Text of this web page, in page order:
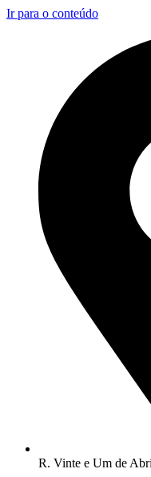
Ir para o conteúdo
R. Vinte e Um de